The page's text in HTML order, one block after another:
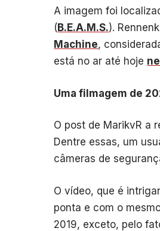
A imagem foi
( B.E.A.M.S.).
Machine,
está no ar até hoje
Uma filmagem de
O post de MarikvR a
Dentre essas, um
câmeras de
O vídeo, que é
ponta e com o
2019, exceto, pelo